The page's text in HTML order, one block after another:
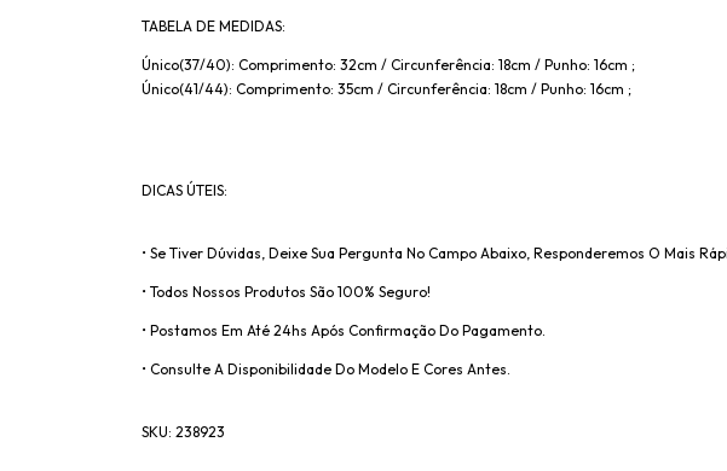
TABELA DE MEDIDAS:
Único(37/40): Comprimento: 32cm / Circunferência: 18cm / Punho: 16cm ;
Único(41/44): Comprimento: 35cm / Circunferência: 18cm / Punho: 16cm ;
DICAS ÚTEIS:
• Se Tiver Dúvidas, Deixe Sua Pergunta No Campo Abaixo, Responderemos O Mais
• Todos Nossos Produtos São 100% Seguro!
• Postamos Em Até 24hs Após Confirmação Do Pagamento.
• Consulte A Disponibilidade Do Modelo E Cores Antes.
SKU: 238923